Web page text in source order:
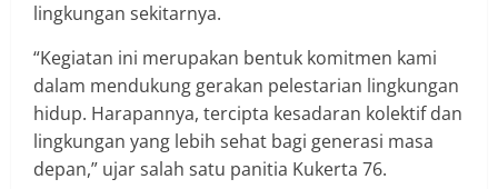
lingkungan sekitarnya.
“Kegiatan ini merupakan bentuk komitmen kami
dalam mendukung gerakan pelestarian lingkungan
hidup. Harapannya, tercipta kesadaran kolektif dan
lingkungan yang lebih sehat bagi generasi masa
depan,” ujar salah satu panitia Kukerta 76.